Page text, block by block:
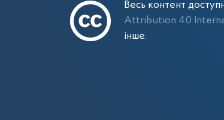
Весь контент
Attribution 4.0
інше.